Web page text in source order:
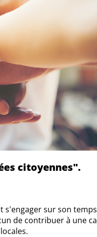
citoyennes".
s'engager sur son
de contribuer à une